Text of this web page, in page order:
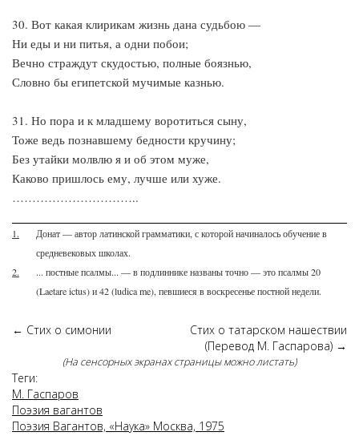
30. Вот какая клирикам жизнь дана судьбою —
Ни еды и ни питья, а одни побои;
Вечно страждут скудостью, полные боязнью,
Словно бы египетской мучимые казнью.
31. Но пора и к младшему воротиться сыну,
Тоже ведь познавшему бедности кручину;
Без утайки молвлю я и об этом муже,
Каково пришлось ему, лучше или хуже.
…………………………..
1.
Донат — автор латинской грамматики, с которой начиналось обучение в
средневековых школах.
2.
... постные псалмы... — в подлиннике названы точно — это псалмы 20
(Laetare ictus) и 42 (ludica me), певшиеся в воскресенье постной недели.
← Стих о симонии
Стих о татарском нашествии
(Перевод М. Гаспарова) →
(На сенсорных экранах страницы можно листать)
Теги:
М. Гаспаров
Поэзия вагантов
Поэзия Вагантов, «Наука» Москва, 1975